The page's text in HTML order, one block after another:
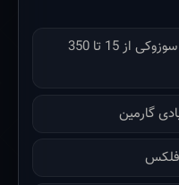
نمایشگاه و فروشگاه موتورهای دریایی سوزوکی از 15 تا 350
گارمین
فلکس